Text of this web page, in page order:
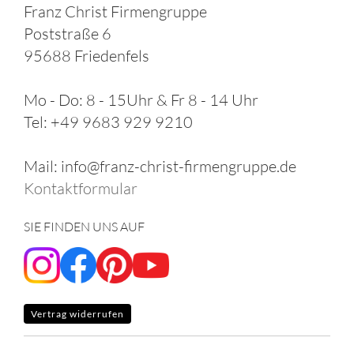
Franz Christ Firmengruppe
Poststraße 6
95688 Friedenfels
Mo - Do: 8 - 15Uhr & Fr 8 - 14 Uhr
Tel: +49 9683 929 9210
Mail: info@franz-christ-firmengruppe.de
Kontaktformular
SIE FINDEN UNS AUF
Vertrag widerrufen